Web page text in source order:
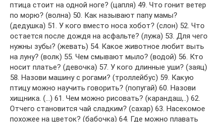
птица стоит на одной ноге? (цапля) 49. Что гонит ветер
по морю? (волна) 50. Как называют папу мамы?
(дедушка) 51. У кого вместо носа хобот? (слон) 52. Что
остается после дождя на асфальте? (лужа) 53. Для чего
нужны зубы? (жевать) 54. Какое животное любит выть
на луну? (волк) 55. Чем смывают мыло? (водой) 56. Кто
носит платье? (девочка) 57. У кого длинные уши? (заяц)
58. Назови машину с рогами? (троллейбус) 59. Какую
птицу можно научить говорить? (попугай) 60. Назови
хищника. (…) 61. Чем можно рисовать? (карандаш,..) 62.
Отчего становится чай сладким? (сахар) 63. Насекомое
похожее на цветок? (бабочка) 64. Где можно плавать